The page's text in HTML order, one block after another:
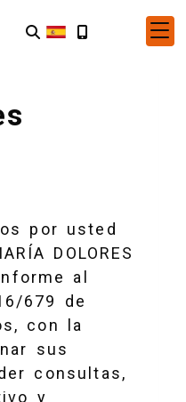
por usted
DOLORES
al
679 de
con la
sus
consultas,
y